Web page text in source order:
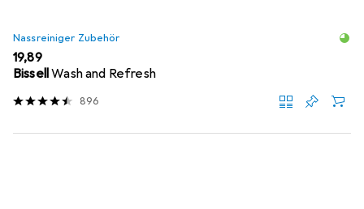
Nassreiniger Zubehör
EUR
19,89
BissellWash and Refresh
896